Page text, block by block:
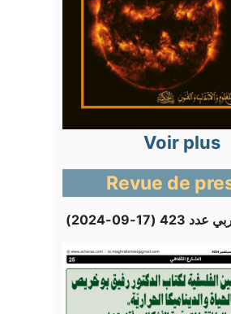
Voir plus
Revue de
(17-09-2024)